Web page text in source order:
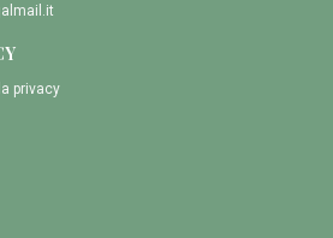
privacy